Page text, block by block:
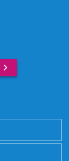
chevron_right